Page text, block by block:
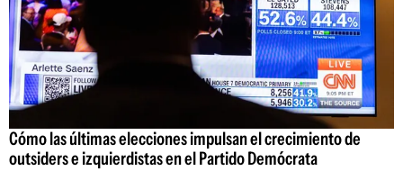
Cómo las últimas elecciones impulsan el crecimiento de
outsiders e izquierdistas en el Partido Demócrata